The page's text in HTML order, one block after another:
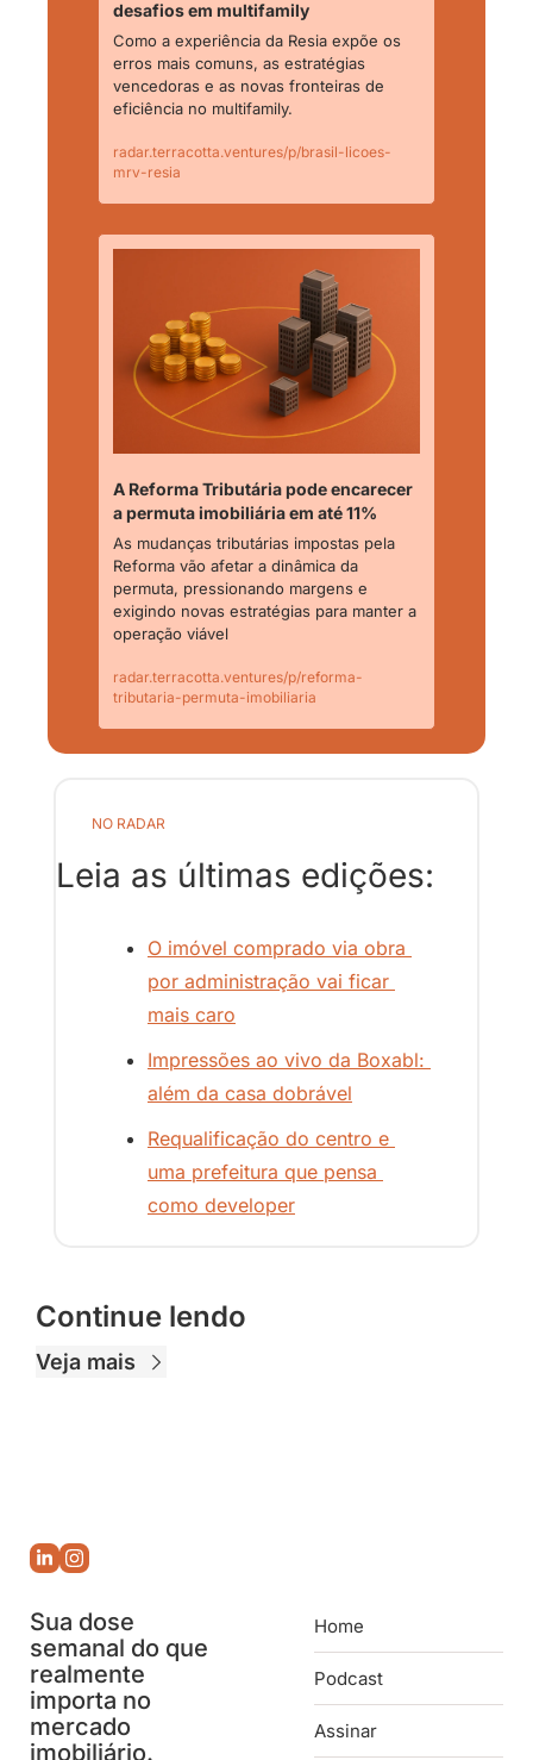
desafios em multifamily
Como a experiência da Resia expõe os
erros mais comuns, as estratégias
vencedoras e as novas fronteiras de
eficiência no multifamily.
radar.terracotta.ventures/p/brasil-licoes-
mrv-resia
A Reforma Tributária pode encarecer
a permuta imobiliária em até 11%
As mudanças tributárias impostas pela
Reforma vão afetar a dinâmica da
permuta, pressionando margens e
exigindo novas estratégias para manter a
operação viável
radar.terracotta.ventures/p/reforma-
tributaria-permuta-imobiliaria
NO RADAR
Leia as últimas edições:
O imóvel comprado via obra
por administração vai ficar
mais caro
Impressões ao vivo da Boxabl:
além da casa dobrável
Requalificação do centro e
uma prefeitura que pensa
como developer
Continue lendo
Veja mais
Sua dose
semanal do que
realmente
importa no
mercado
imobiliário.
Home
Podcast
Assinar